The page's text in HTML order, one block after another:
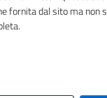
e far
fornita dal sito ma non